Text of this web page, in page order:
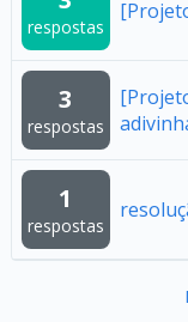
respostas
3
respostas
1
respostas